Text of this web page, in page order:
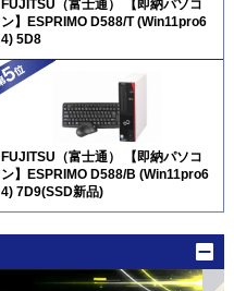
FUJITSU（富士通） 【即納パソコ
ン】ESPRIMO D588/T (Win11pro6
4) 5D8
FUJITSU（富士通） 【即納パソコ
ン】ESPRIMO D588/B (Win11pro6
4) 7D9(SSD新品)